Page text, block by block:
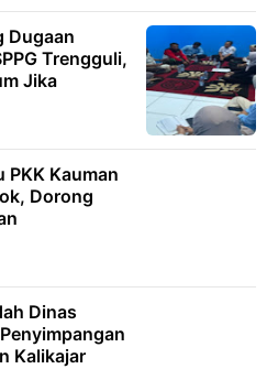
Dugaan
Trengguli,
Jika
PKK Kauman
Dorong
Dinas
Kalikajar